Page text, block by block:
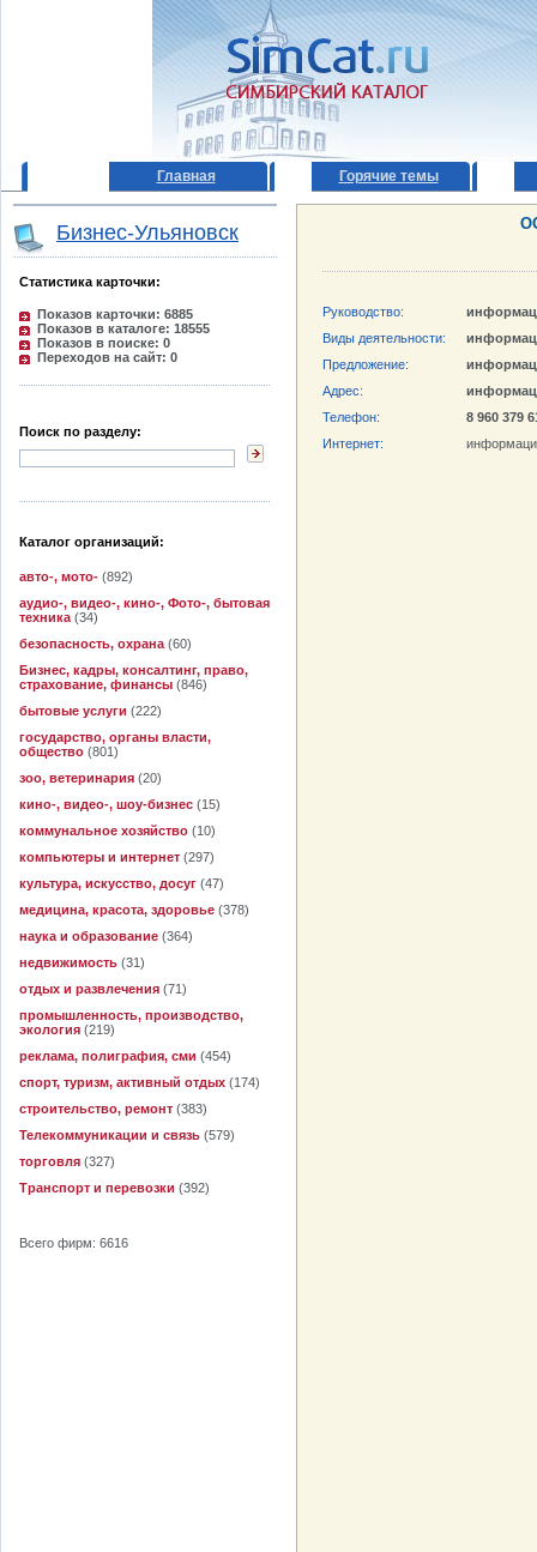
Главная Горячие темы
Бизнес-Ульяновск
Статистика карточки:
Показов карточки: 6885
Показов в каталоге: 18555
Показов в поиске: 0
Переходов на сайт: 0
Поиск по разделу:
Каталог организаций:
авто-, мото- (892)
аудио-, видео-, кино-, Фото-, бытовая
техника (34)
безопасность, охрана (60)
Бизнес, кадры, консалтинг, право,
страхование, финансы (846)
бытовые услуги (222)
государство, органы власти,
общество (801)
зоо, ветеринария (20)
кино-, видео-, шоу-бизнес (15)
коммунальное хозяйство (10)
компьютеры и интернет (297)
культура, искусство, досуг (47)
медицина, красота, здоровье (378)
наука и образование (364)
недвижимость (31)
отдых и развлечения (71)
промышленность, производство,
экология (219)
реклама, полиграфия, сми (454)
спорт, туризм, активный отдых (174)
строительство, ремонт (383)
Телекоммуникации и связь (579)
торговля (327)
Транспорт и перевозки (392)
Всего фирм: 6616
Руководство:
Виды деятельности:
Предложение:
Адрес:
Телефон:
8 960 379
Интернет: